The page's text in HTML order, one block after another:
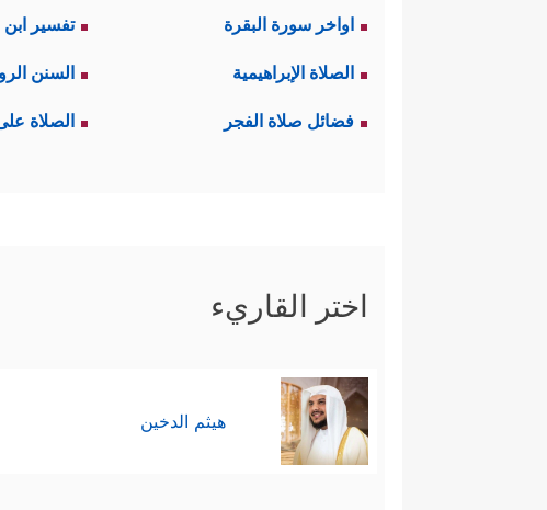
اواخر سورة البقرة تفسير
الصلاة الإبراهيمية السنن
فضائل صلاة الفجر الصلاة
اختر القاريء
هيثم الدخين